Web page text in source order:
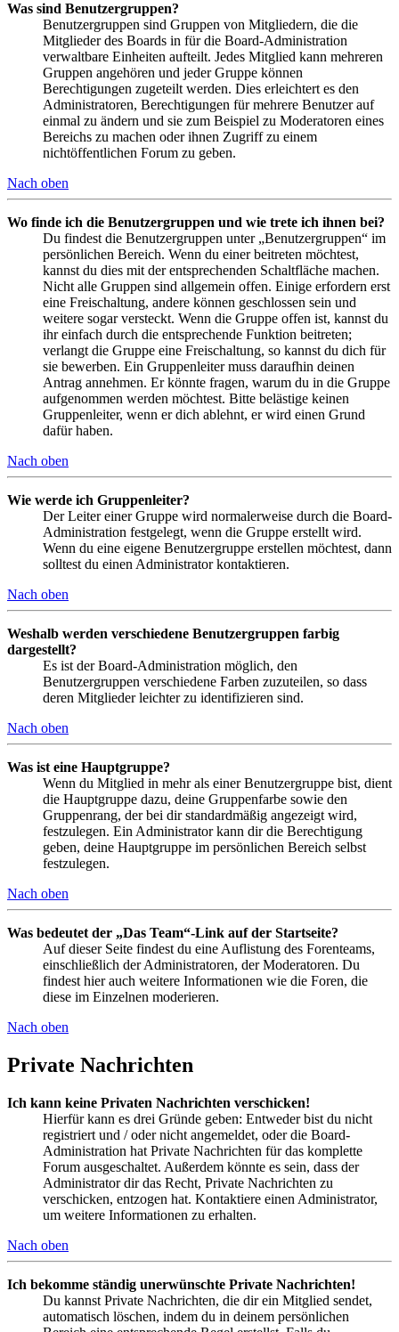
Was sind Benutzergruppen?
Benutzergruppen sind Gruppen von Mitgliedern, die die
Mitglieder des Boards in für die Board-Administration
verwaltbare Einheiten aufteilt. Jedes Mitglied kann mehreren
Gruppen angehören und jeder Gruppe können
Berechtigungen zugeteilt werden. Dies erleichtert es den
Administratoren, Berechtigungen für mehrere Benutzer auf
einmal zu ändern und sie zum Beispiel zu Moderatoren eines
Bereichs zu machen oder ihnen Zugriff zu einem
nichtöffentlichen Forum zu geben.
Nach oben
Wo finde ich die Benutzergruppen und wie trete ich ihnen bei?
Du findest die Benutzergruppen unter „Benutzergruppen“ im
persönlichen Bereich. Wenn du einer beitreten möchtest,
kannst du dies mit der entsprechenden Schaltfläche machen.
Nicht alle Gruppen sind allgemein offen. Einige erfordern erst
eine Freischaltung, andere können geschlossen sein und
weitere sogar versteckt. Wenn die Gruppe offen ist, kannst du
ihr einfach durch die entsprechende Funktion beitreten;
verlangt die Gruppe eine Freischaltung, so kannst du dich für
sie bewerben. Ein Gruppenleiter muss daraufhin deinen
Antrag annehmen. Er könnte fragen, warum du in die Gruppe
aufgenommen werden möchtest. Bitte belästige keinen
Gruppenleiter, wenn er dich ablehnt, er wird einen Grund
dafür haben.
Nach oben
Wie werde ich Gruppenleiter?
Der Leiter einer Gruppe wird normalerweise durch die Board-
Administration festgelegt, wenn die Gruppe erstellt wird.
Wenn du eine eigene Benutzergruppe erstellen möchtest, dann
solltest du einen Administrator kontaktieren.
Nach oben
Weshalb werden verschiedene Benutzergruppen farbig
dargestellt?
Es ist der Board-Administration möglich, den
Benutzergruppen verschiedene Farben zuzuteilen, so dass
deren Mitglieder leichter zu identifizieren sind.
Nach oben
Was ist eine Hauptgruppe?
Wenn du Mitglied in mehr als einer Benutzergruppe bist, dient
die Hauptgruppe dazu, deine Gruppenfarbe sowie den
Gruppenrang, der bei dir standardmäßig angezeigt wird,
festzulegen. Ein Administrator kann dir die Berechtigung
geben, deine Hauptgruppe im persönlichen Bereich selbst
festzulegen.
Nach oben
Was bedeutet der „Das Team“-Link auf der Startseite?
Auf dieser Seite findest du eine Auflistung des Forenteams,
einschließlich der Administratoren, der Moderatoren. Du
findest hier auch weitere Informationen wie die Foren, die
diese im Einzelnen moderieren.
Nach oben
Private Nachrichten
Ich kann keine Privaten Nachrichten verschicken!
Hierfür kann es drei Gründe geben: Entweder bist du nicht
registriert und / oder nicht angemeldet, oder die Board-
Administration hat Private Nachrichten für das komplette
Forum ausgeschaltet. Außerdem könnte es sein, dass der
Administrator dir das Recht, Private Nachrichten zu
verschicken, entzogen hat. Kontaktiere einen Administrator,
um weitere Informationen zu erhalten.
Nach oben
Ich bekomme ständig unerwünschte Private Nachrichten!
Du kannst Private Nachrichten, die dir ein Mitglied sendet,
automatisch löschen, indem du in deinem persönlichen